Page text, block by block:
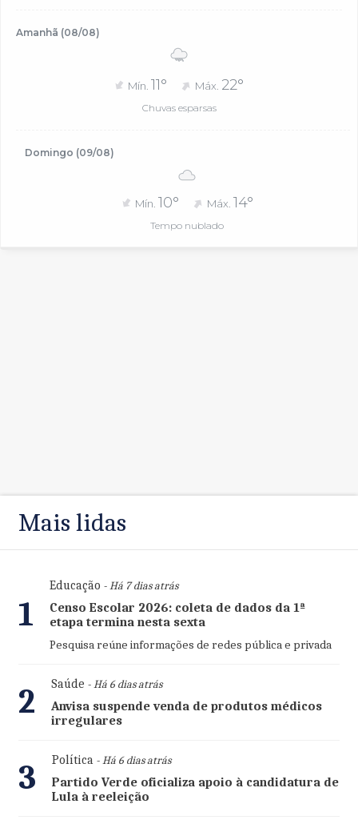
Amanhã (08/08)
Mín. 11° Máx. 22°
Chuvas esparsas
Domingo (09/08)
Mín. 10° Máx. 14°
Tempo nublado
Mais lidas
1
Educação - Há 7 dias atrás
Censo Escolar 2026: coleta de dados da 1ª
etapa termina nesta sexta
Pesquisa reúne informações de redes pública e privada
2 Saúde - Há 6 dias atrás
Anvisa suspende venda de produtos médicos
irregulares
3 Política- Há 6 dias atrás
Partido Verde oficializa apoio à candidatura de
Lula à reeleição